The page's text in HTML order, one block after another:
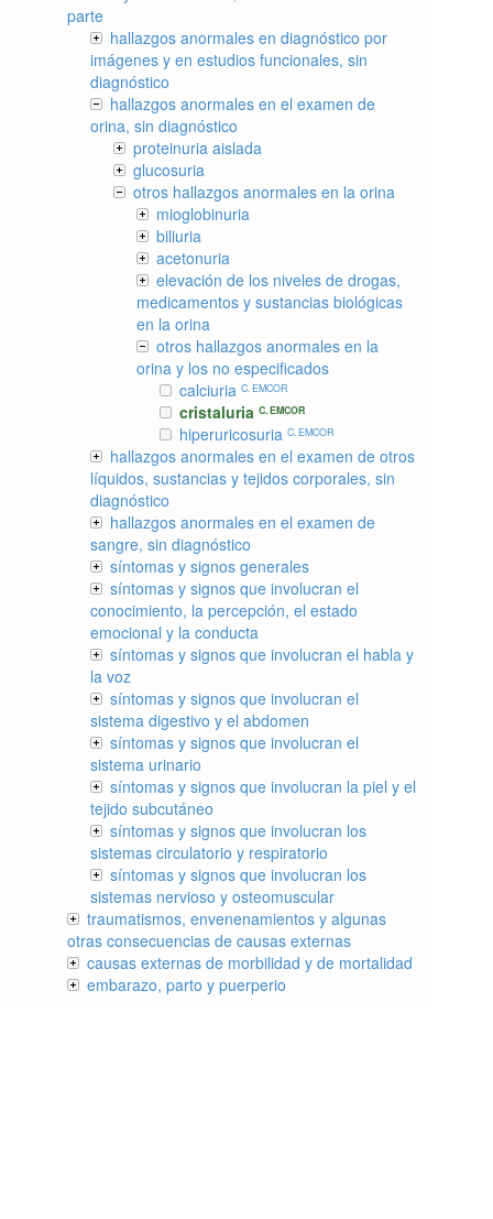
parte
hallazgos anormales en diagnóstico por
imágenes y en estudios funcionales, sin
diagnóstico
hallazgos anormales en el examen de
orina, sin diagnóstico
proteinuria aislada
glucosuria
otros hallazgos anormales en la orina
mioglobinuria
biliuria
acetonuria
elevación de los niveles de drogas,
medicamentos y sustancias biológicas
en la orina
otros hallazgos anormales en la
orina y los no especificados
calciuria C. EMCOR
cristaluria C. EMCOR
hiperuricosuria C. EMCOR
hallazgos anormales en el examen de otros
líquidos, sustancias y tejidos corporales, sin
diagnóstico
hallazgos anormales en el examen de
sangre, sin diagnóstico
síntomas y signos generales
síntomas y signos que involucran el
conocimiento, la percepción, el estado
emocional y la conducta
síntomas y signos que involucran el habla y
la voz
síntomas y signos que involucran el
sistema digestivo y el abdomen
síntomas y signos que involucran el
sistema urinario
síntomas y signos que involucran la piel y el
tejido subcutáneo
síntomas y signos que involucran los
sistemas circulatorio y respiratorio
síntomas y signos que involucran los
sistemas nervioso y osteomuscular
traumatismos, envenenamientos y algunas
otras consecuencias de causas externas
causas externas de morbilidad y de mortalidad
embarazo, parto y puerperio